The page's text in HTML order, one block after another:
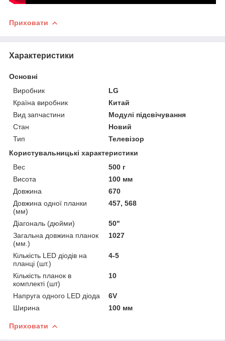
Приховати
Характеристики
Основні
Виробник
LG
Країна виробник
Китай
Вид запчастини
Модулі підсвічування
Стан
Новий
Тип
Телевізор
Користувальницькі характеристики
Вес
500 г
Висота
100 мм
Довжина
670
Довжина одної планки
(мм)
457, 568
Діагональ (дюйми)
50"
Загальна довжина планок
(мм.)
1027
Кількість LED діодів на
планці (шт.)
4-5
Кількість планок в
комплекті (шт)
10
Напруга одного LED діода
6V
Ширина
100 мм
Приховати